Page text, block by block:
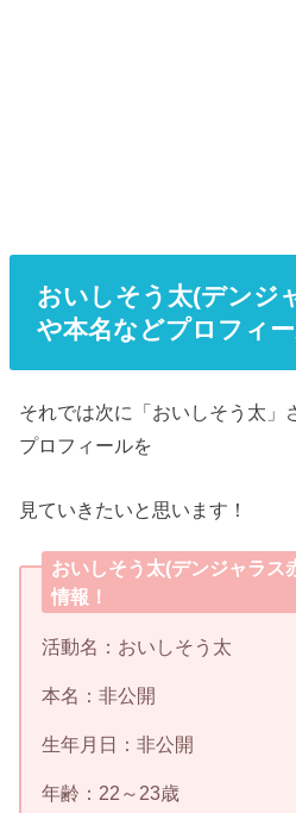
おいしそう太(デンジ
や本名などプロフィー
それでは次に「おいしそう太」
プロフィールを
見ていきたいと思います！
おいしそう太(デンジャラス
情報！
活動名：おいしそう太
本名：非公開
生年月日：非公開
年齢：22～23歳